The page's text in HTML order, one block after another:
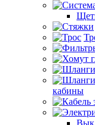
кабины